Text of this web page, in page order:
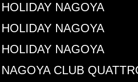
NAGOYA
NAGOYA
NAGOYA
CLUB